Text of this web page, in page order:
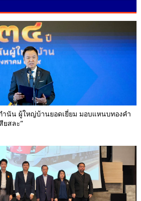
นัน ผู้ใหญ่บ้านยอดเยี่ยม มอบแหนบทองคำ
ยสละ”